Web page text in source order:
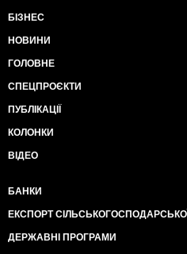
БІЗНЕС
НОВИНИ
ГОЛОВНЕ
СПЕЦПРОЄКТИ
ПУБЛІКАЦІЇ
КОЛОНКИ
ВІДЕО
БАНКИ
ЕКСПОРТ СІЛЬСЬКОГОСПОДАРСЬКОЇ
ДЕРЖАВНІ ПРОГРАМИ